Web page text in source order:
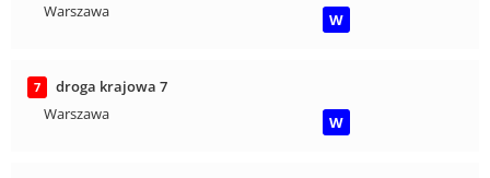
Warszawa
W
7
droga krajowa 7
Warszawa
W